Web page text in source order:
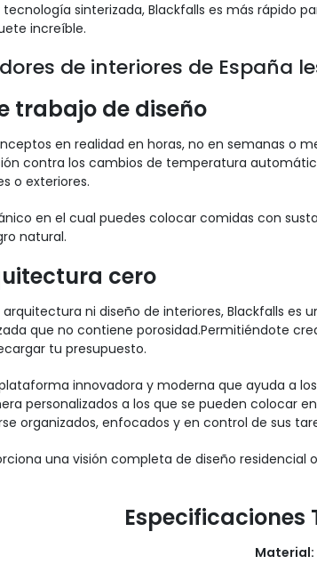
sinterizada, Blackfalls es más rápido
increíble.
de interiores de España
trabajo de diseño
en realidad en horas, no en semanas o
contra los cambios de temperatura
o exteriores.
en el cual puedes colocar comidas con
natural.
cero
ni diseño de interiores, Blackfalls
que no contiene porosidad.Permitiéndote
tu presupuesto.
innovadora y moderna que ayuda a
personalizados a los que se pueden colocar
organizados, enfocados y en control de sus
una visión completa de diseño
Material: